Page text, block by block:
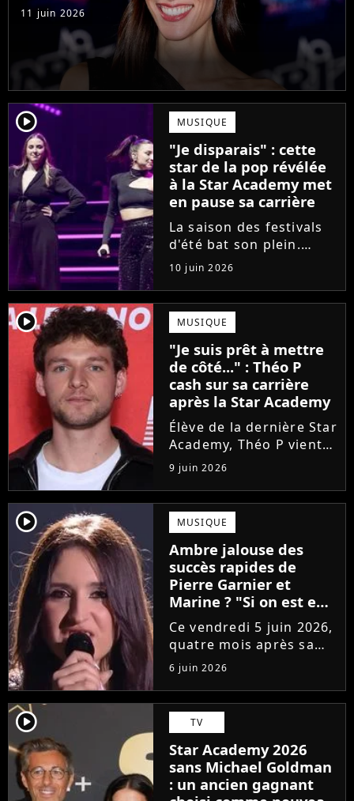
11 juin 2026
player2 MUSIQUE
"Je disparais" : cette
star de la pop révélée
à la Star Academy met
en pause sa carrière
La saison des festivals
d'été bat son plein.
Avant sa venue à
Solidays ou aux
Francofolies, cette
chanteuse phare de la
pop francophone fait
une annonce de taille :
une fois sa tournée...
10 juin 2026
player2 MUSIQUE
"Je suis prêt à mettre
de côté..." : Théo P
cash sur sa carrière
après la Star Academy
Élève de la dernière Star
Academy, Théo P vient
de sortir son premier
single Garçon solide. En
interview, l'ancien
candidat se livre à
coeur ouvert sur
l'avenir incertain dans
le milieu...
9 juin 2026
player2 MUSIQUE
Ambre jalouse des
succès rapides de
Pierre Garnier et
Marine ? "Si on est en
compétition..."
Ce vendredi 5 juin 2026,
quatre mois après sa
victoire à la Star
Academy, Ambre a
dévoilé J'me demande,
son premier single. Une
chanson arrivée
tardivement vis-à-vis
des carrières...
6 juin 2026
player2 TV
Star Academy 2026
sans Michael Goldman
: un ancien gagnant